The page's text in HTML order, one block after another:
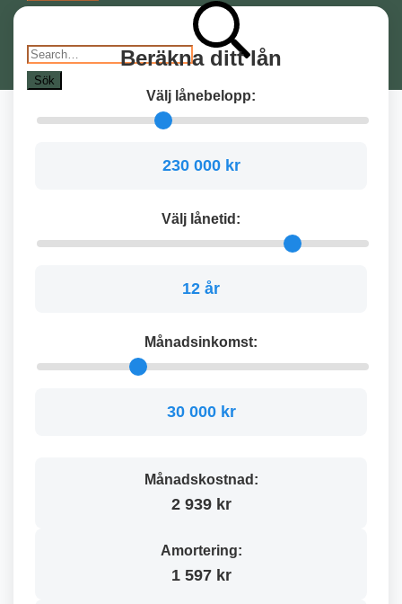
Search
Sök
Beräkna ditt lån
Välj lånebelopp:
230 000 kr
Välj lånetid:
12 år
Månadsinkomst:
30 000 kr
Månadskostnad:
2 939 kr
Amortering:
1 597 kr